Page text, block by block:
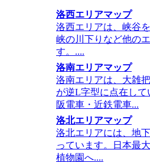
洛西エリアマップ
洛西エリアは、峡谷
峡の川下りなど他の
す。....
洛南エリアマップ
洛南エリアは、大雑
が逆L字型に点在して
阪電車・近鉄電車...
洛北エリアマップ
洛北エリアには、地
っています。日本最
植物園へ....